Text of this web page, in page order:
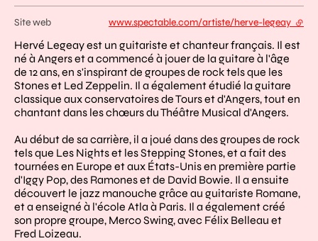
Site web www.spectable.com/artiste/herve-legeay -
Hervé Legeay est un guitariste et chanteur français. Il est
né à Angers et a commencé à jouer de la guitare à l'âge
de 12 ans, en s'inspirant de groupes de rock tels que les
Stones et Led Zeppelin. Il a également étudié la guitare
classique aux conservatoires de Tours et d'Angers, tout en
chantant dans les chœurs du Théâtre Musical d'Angers.
Au début de sa carrière, il a joué dans des groupes de rock
tels que Les Nights et les Stepping Stones, et a fait des
tournées en Europe et aux États-Unis en première partie
d'Iggy Pop, des Ramones et de David Bowie. Il a ensuite
découvert le jazz manouche grâce au guitariste Romane,
et a enseigné à l'école Atla à Paris. Il a également créé
son propre groupe, Merco Swing, avec Félix Belleau et
Fred Loizeau.